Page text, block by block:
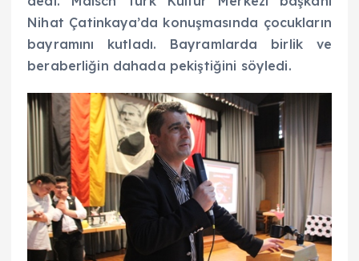
Nihat Çatinkaya’da konuşmasında çocukların
bayramını kutladı. Bayramlarda birlik ve
beraberliğin dahada pekiştiğini söyledi.